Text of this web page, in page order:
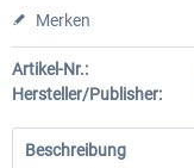
Merken
Artikel-Nr.:
Hersteller/Publisher:
Beschreibung